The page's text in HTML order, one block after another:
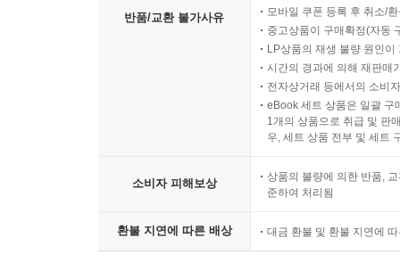
반품/교환 불가사유
모바일 쿠폰 등록 후 취소/
중고상품이 구매확정(자동
LP상품의 재생 불량 원인
시간의 경과에 의해 재판매
전자상거래 등에서의 소비
eBook 세트 상품은 일괄 구
1개의 상품으로 취급 및 판
우, 세트 상품 전부 및 세트
소비자 피해보상
상품의 불량에 의한 반품,
준하여 처리됨
환불 지연에 따른 배상 대금 환불 및 환불 지연에